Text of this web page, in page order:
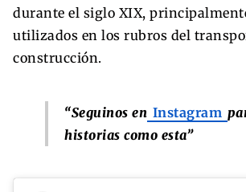
durante el siglo XIX,
utilizados en los rubros del
construcción.
“Seguinos en Instagram
historias como esta”